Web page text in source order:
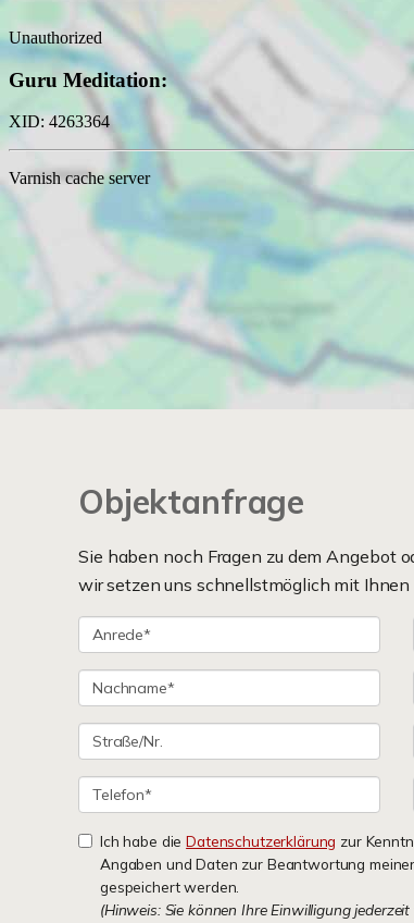
Objektanfrage
Sie haben noch Fragen zu dem Angebot
wir setzen uns schnellstmöglich mit Ihnen
Ich habe dieDatenschutzerklärung zur
Angaben und Daten zur Beantwortung
gespeichert werden.
(Hinweis: Sie können Ihre Einwilligung